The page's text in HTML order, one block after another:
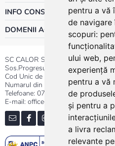
pentru a vă
de navigare
scopuri:
ului web,
experiență
pentru a vă
de
și pentru a
a livra
relevante
INFO CONSUMATOR
DOMENII ACTIVITATE
SC CALOR SRL
Sos.Progresului nr.30-40, Sector
Cod Unic de Inregistrare: RO
Numarul din Registrul
Telefoane: 0737.23.44.44|
E-mail: office@calor.ro